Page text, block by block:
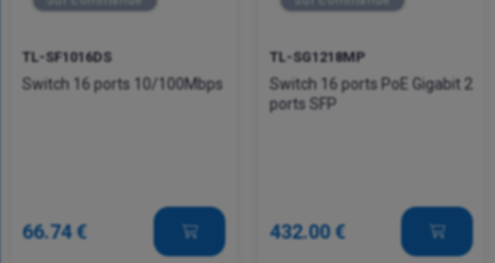
TL-SF1016DS
Switch 16 ports 10/100Mbps
66.74 €
TL-SG1218MP
Switch 16 ports PoE Gigabit 2
ports SFP
432.00 €